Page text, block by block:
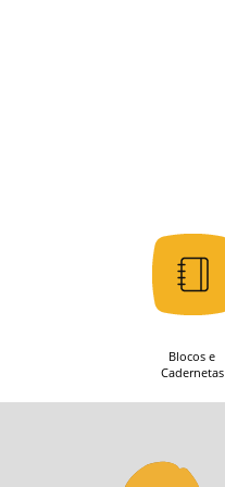
Blocos e
Cadernetas